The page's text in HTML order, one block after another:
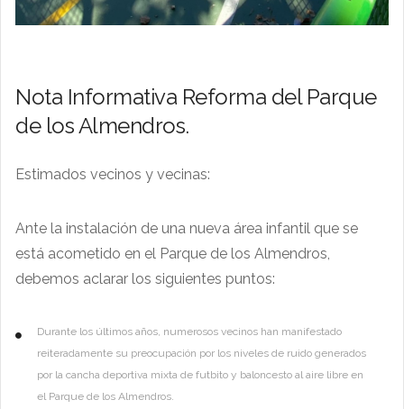
Nota Informativa Reforma del Parque
de los Almendros.
Estimados vecinos y vecinas:
Ante la instalación de una nueva área infantil que se
está acometido en el Parque de los Almendros,
debemos aclarar los siguientes puntos:
Durante los últimos años, numerosos vecinos han manifestado
reiteradamente su preocupación por los niveles de ruido generados
por la cancha deportiva mixta de futbito y baloncesto al aire libre en
el Parque de los Almendros.